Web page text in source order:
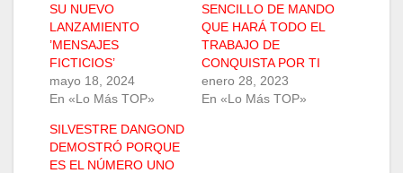
SU NUEVO
LANZAMIENTO
’MENSAJES
FICTICIOS’
mayo 18, 2024
En «Lo Más TOP»
SENCILLO DE MANDO
QUE HARÁ TODO EL
TRABAJO DE
CONQUISTA POR TI
enero 28, 2023
En «Lo Más TOP»
SILVESTRE DANGOND
DEMOSTRÓ PORQUE
ES EL NÚMERO UNO